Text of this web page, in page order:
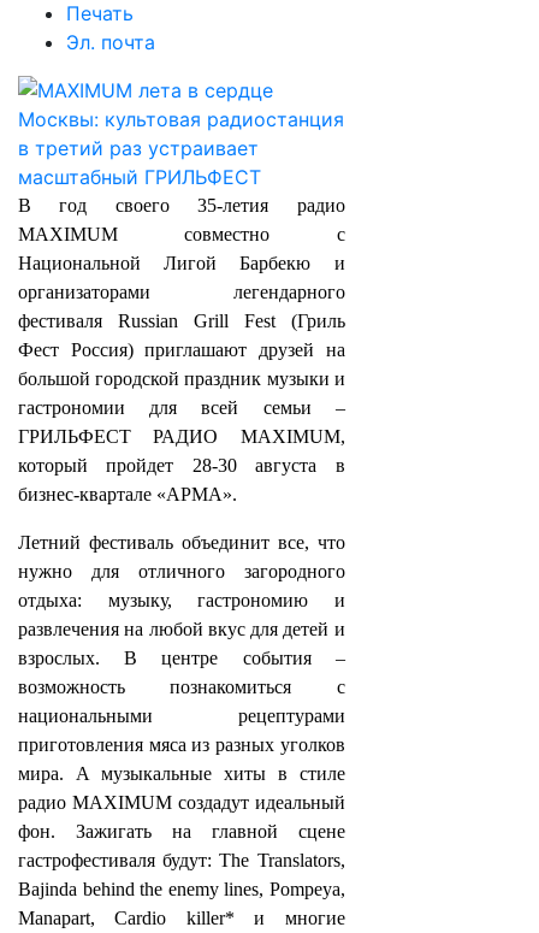
Печать
Эл. почта
В год своего 35-летия радио
MAXIMUM совместно с
Национальной Лигой Барбекю и
организаторами легендарного
фестиваля Russian Grill Fest (Гриль
Фест Россия) приглашают друзей на
большой городской праздник музыки и
гастрономии для всей семьи –
ГРИЛЬФЕСТ РАДИО MAXIMUM,
который пройдет 28-30 августа в
бизнес-квартале «АРМА».
Летний фестиваль объединит все, что
нужно для отличного загородного
отдыха: музыку, гастрономию и
развлечения на любой вкус для детей и
взрослых. В центре события –
возможность познакомиться с
национальными рецептурами
приготовления мяса из разных уголков
мира. А музыкальные хиты в стиле
радио MAXIMUM создадут идеальный
фон. Зажигать на главной сцене
гастрофестиваля будут: The Translators,
Bajinda behind the enemy lines, Pompeya,
Manapart, Cardio killer* и многие